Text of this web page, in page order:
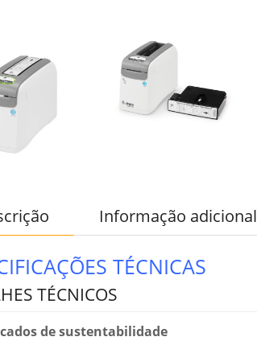
Informação adicional
TÉCNICAS
TÉCNICOS
de sustentabilidade